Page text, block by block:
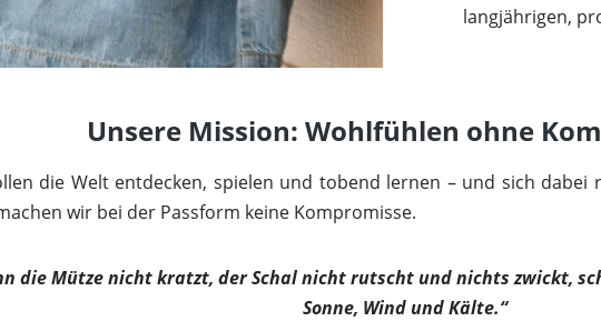
langjährigen,
Unsere Mission: Wohlfühlen ohne
die Welt entdecken, spielen und tobend lernen – und sich
wir bei der Passform keine Kompromisse.
die Mütze nicht kratzt, der Schal nicht rutscht und nichts zwickt,
Sonne, Wind und Kälte.“